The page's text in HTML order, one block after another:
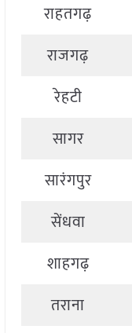
राहतगढ़
राजगढ़
रेहटी
सागर
सारंगपुर
सेंधवा
शाहगढ़
तराना